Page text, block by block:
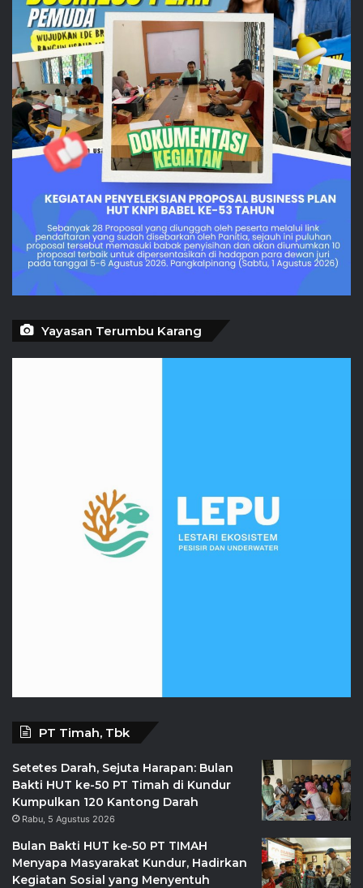
Yayasan Terumbu Karang
PT Timah, Tbk
Setetes Darah, Sejuta Harapan: Bulan
Bakti HUT ke-50 PT Timah di Kundur
Kumpulkan 120 Kantong Darah
Rabu, 5 Agustus 2026
Bulan Bakti HUT ke-50 PT TIMAH
Menyapa Masyarakat Kundur, Hadirkan
Kegiatan Sosial yang Menyentuh